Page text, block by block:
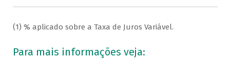
(1) % aplicado sobre a Taxa de Juros Variável.
Para mais informações veja: